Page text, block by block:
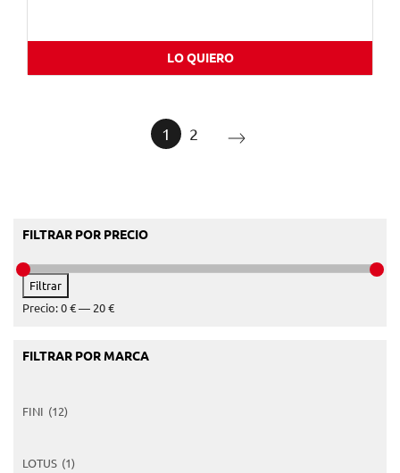
LO QUIERO
1 2
FILTRAR POR PRECIO
Precio
mínimo
Precio
máximo
Filtrar
Precio: 0 € — 20 €
FILTRAR POR MARCA
FINI (12)
LOTUS (1)